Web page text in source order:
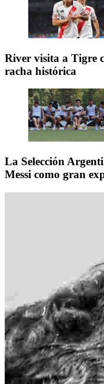
River visita a Tigre
racha histórica
La Selección
Messi como gran